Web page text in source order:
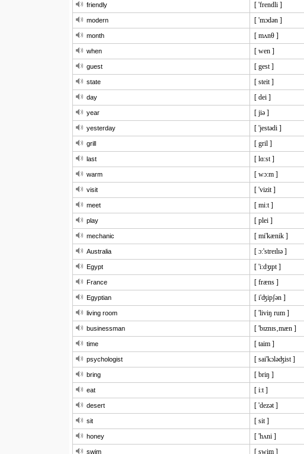
friendly [ 'frendli ]
modern [ 'mɔdən ]
month [ mʌnθ ]
when [ wen ]
guest [ gest ]
state [ steit ]
day [ dei ]
year [ jiə ]
yesterday [ 'jestədi ]
grill [ gril ]
last [ lɑ:st ]
warm [ wɔ:m ]
visit [ 'vizit ]
meet [ mi:t ]
play [ plei ]
mechanic [ mi'kænik ]
Australia [ ɔ:'streɪlɪə ]
Egypt [ 'i:dʒɪpt ]
France [ fræns ]
Egyptian [ i'ʤipʃən ]
living room [ 'liviŋ rum ]
businessman [ 'bɪznɪs‚mæn ]
time [ taim ]
psychologist [ sai'kɔləʤist ]
bring [ briŋ ]
eat [ i:t ]
desert [ 'dezət ]
sit [ sit ]
honey [ 'hʌni ]
swim [ swim ]